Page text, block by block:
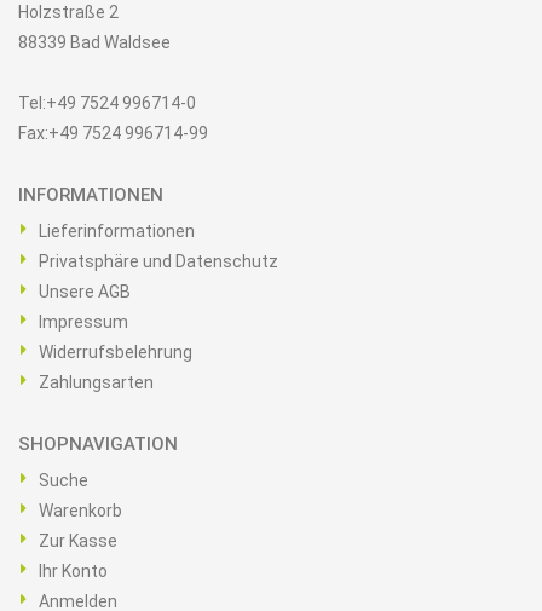
Holzstraße 2
88339 Bad Waldsee
Tel:+49 7524 996714-0
Fax:+49 7524 996714-99
INFORMATIONEN
Lieferinformationen
Privatsphäre und Datenschutz
Unsere AGB
Impressum
Widerrufsbelehrung
Zahlungsarten
SHOPNAVIGATION
Suche
Warenkorb
Zur Kasse
Ihr Konto
Anmelden